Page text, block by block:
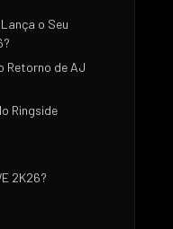
o Seu
Retorno de AJ
Ringside
2K26?